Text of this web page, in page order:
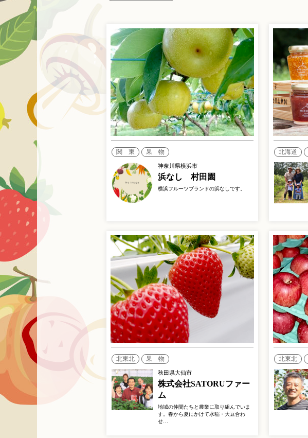
関 東 果 物
神奈川県横浜市
浜なし 村田園
横浜フルーツブランドの浜なしです。
北海道
北東北 果 物
秋田県大仙市
株式会社SATORUファー
ム
地域の仲間たちと農業に取り組んでいま
す。春から夏にかけて水稲・大豆合わ
せ…
北東北